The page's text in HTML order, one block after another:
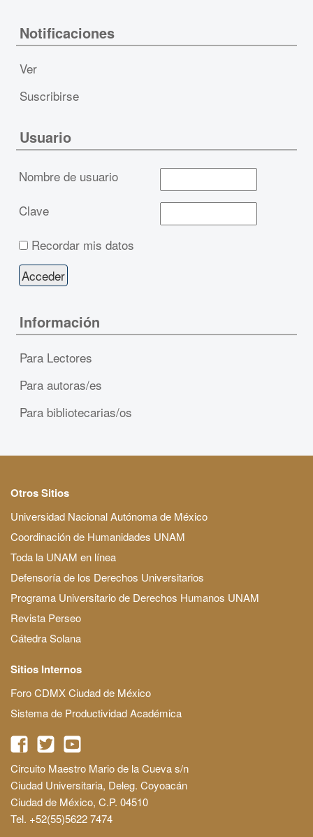
Notificaciones
Ver
Suscribirse
Usuario
Nombre de usuario
Clave
Recordar mis datos
Información
Para Lectores
Para autoras/es
Para bibliotecarias/os
Otros Sitios
Universidad Nacional Autónoma de México
Coordinación de Humanidades UNAM
Toda la UNAM en línea
Defensoría de los Derechos Universitarios
Programa Universitario de Derechos Humanos UNAM
Revista Perseo
Cátedra Solana
Sitios Internos
Foro CDMX Ciudad de México
Sistema de Productividad Académica
Circuito Maestro Mario de la Cueva s/n
Ciudad Universitaria, Deleg. Coyoacán
Ciudad de México, C.P. 04510
Tel. +52(55)5622 7474